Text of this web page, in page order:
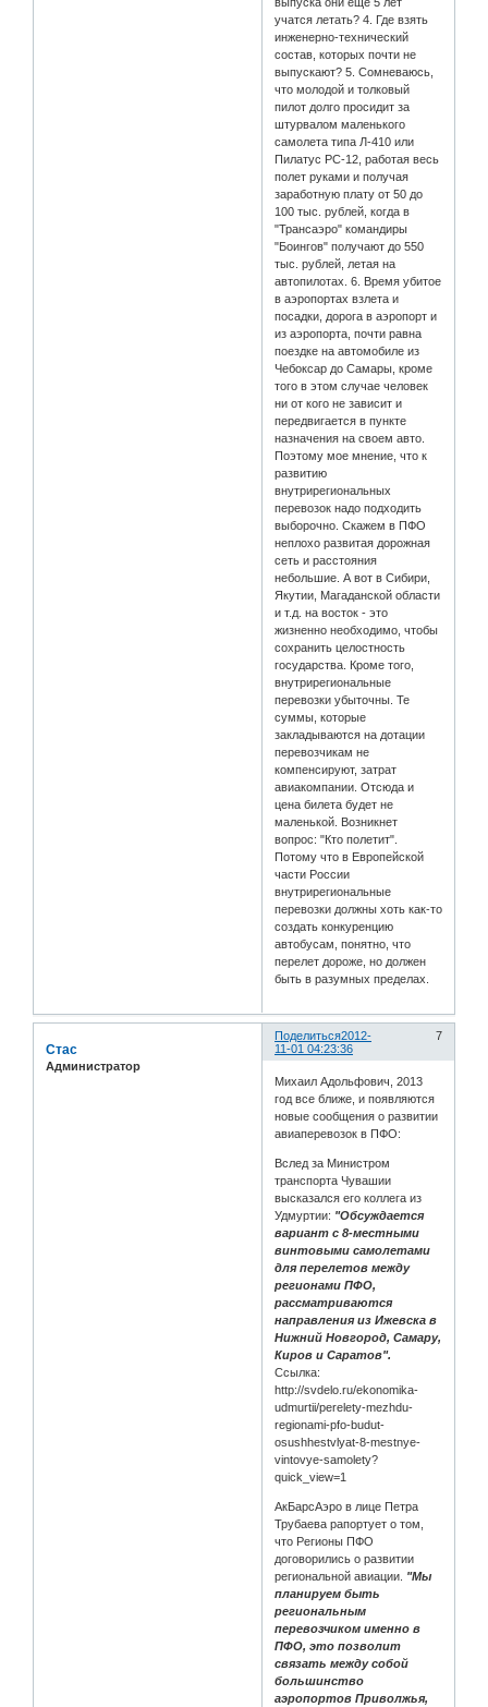
учатся летать? 4. Где взять
инженерно-технический
состав, которых почти не
выпускают? 5. Сомневаюсь,
что молодой и толковый
пилот долго просидит за
штурвалом маленького
самолета типа Л-410 или
Пилатус PC-12, работая весь
полет руками и получая
заработную плату от 50 до
100 тыс. рублей, когда в
"Трансаэро" командиры
"Боингов" получают до 550
тыс. рублей, летая на
автопилотах. 6. Время убитое
в аэропортах взлета и
посадки, дорога в аэропорт и
из аэропорта, почти равна
поездке на автомобиле из
Чебоксар до Самары, кроме
того в этом случае человек
ни от кого не зависит и
передвигается в пункте
назначения на своем авто.
Поэтому мое мнение, что к
развитию
внутрирегиональных
перевозок надо подходить
выборочно. Скажем в ПФО
неплохо развитая дорожная
сеть и расстояния
небольшие. А вот в Сибири,
Якутии, Магаданской области
и т.д. на восток - это
жизненно необходимо, чтобы
сохранить целостность
государства. Кроме того,
внутрирегиональные
перевозки убыточны. Те
суммы, которые
закладываются на дотации
перевозчикам не
компенсируют, затрат
авиакомпании. Отсюда и
цена билета будет не
маленькой. Возникнет
вопрос: "Кто полетит".
Потому что в Европейской
части России
внутрирегиональные
перевозки должны хоть как-то
создать конкуренцию
автобусам, понятно, что
перелет дороже, но должен
быть в разумных пределах.
Поделиться 7
2012-
11-01 04:23:36
Стас
Администратор
Михаил Адольфович, 2013
год все ближе, и появляются
новые сообщения о развитии
авиаперевозок в ПФО:
Вслед за Министром
транспорта Чувашии
высказался его коллега из
Удмуртии: "Обсуждается
вариант с 8-местными
винтовыми самолетами
для перелетов между
регионами ПФО,
рассматриваются
направления из Ижевска в
Нижний Новгород, Самару,
Киров и Саратов".
Ссылка:
http://svdelo.ru/ekonomika-
udmurtii/perelety-mezhdu-
regionami-pfo-budut-
osushhestvlyat-8-mestnye-
vintovye-samolety?
quick_view=1
АкБарсАэро в лице Петра
Трубаева рапортует о том,
что Регионы ПФО
договорились о развитии
региональной авиации. "Мы
планируем быть
региональным
перевозчиком именно в
ПФО, это позволит
связать между собой
большинство
аэропортов Приволжья,